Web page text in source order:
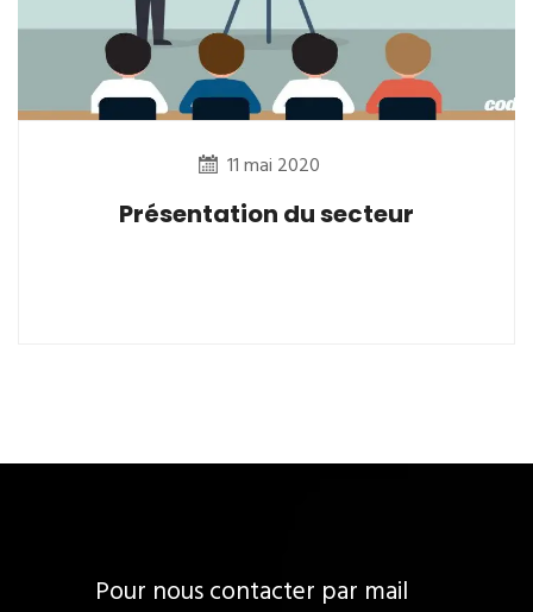
11 mai 2020
Présentation du secteur
Pour nous contacter par mail